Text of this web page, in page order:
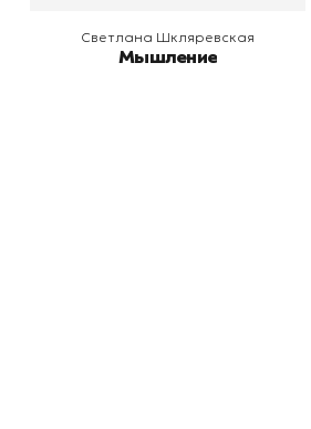
Светлана Шкляревская
Мышление